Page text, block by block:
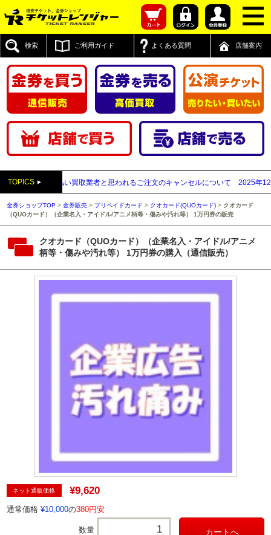
検索 ご利用ガイド よくある質問 店舗案内
TOPICS
付先が先払い買取業者と思われるご注文のキャンセルについて 2025年12月05
金券ショップTOP >金券販売 > プリペイドカード > クオカード(QUOカード) > クオカード
（QUOカード）（企業名入・アイドル/アニメ柄等・傷みや汚れ等） 1万円券の販売
クオカード（QUOカード）（企業名入・アイドル/アニメ
柄等・傷みや汚れ等） 1万円券の購入（通信販売）
ネット通販価格 ¥9,620
通常価格 ¥10,000の380円安
数量